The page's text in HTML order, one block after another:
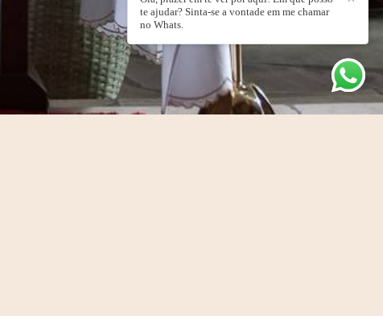
te ajudar? Sinta-se a vontade em me chamar
no Whats.